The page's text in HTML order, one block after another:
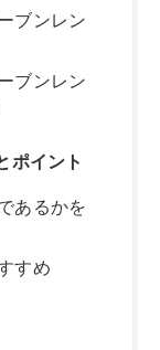
ブンレン
ブンレン
ポイント
あるかを
すめ